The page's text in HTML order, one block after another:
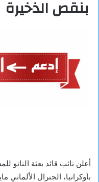
بنقص الذخيرة
أعلن نائب قائد بعثة الناتو
بأوكرانيا، الجنرال